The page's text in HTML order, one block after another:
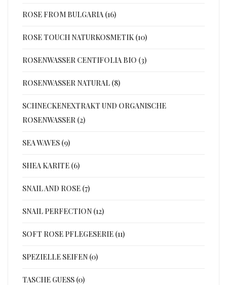
ROSE FROM BULGARIA (16)
ROSE TOUCH NATURKOSMETIK (10)
ROSENWASSER CENTIFOLIA BIO (3)
ROSENWASSER NATURAL (8)
SCHNECKENEXTRAKT UND ORGANISCHE
ROSENWASSER (2)
SEA WAVES (9)
SHEA KARITE (6)
SNAIL AND ROSE (7)
SNAIL PERFECTION (12)
SOFT ROSE PFLEGESERIE (11)
SPEZIELLE SEIFEN (0)
TASCHE GUESS (0)